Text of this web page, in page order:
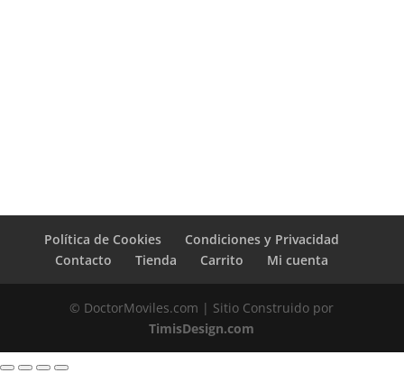
Política de Cookies
Condiciones y Privacidad
Contacto
Tienda Carrito Mi cuenta
© DoctorMoviles.com | Sitio Construido por
TimisDesign.com